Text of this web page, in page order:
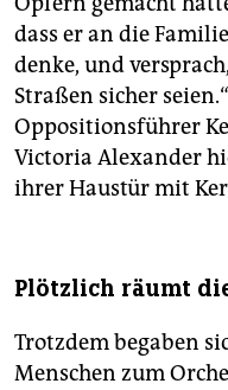
dass er an die
denke, und
Straßen sicher
Oppositionsführer
Victoria Alexander
ihrer Haustür mit
Plötzlich räumt
Trotzdem begaben
Menschen zum